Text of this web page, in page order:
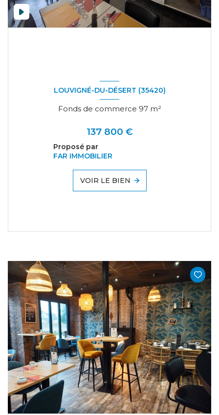
LOUVIGNÉ-DU-DÉSERT (35420)
Fonds de commerce 97 m²
137 800 €
Proposé par
FAR IMMOBILIER
VOIR LE BIEN